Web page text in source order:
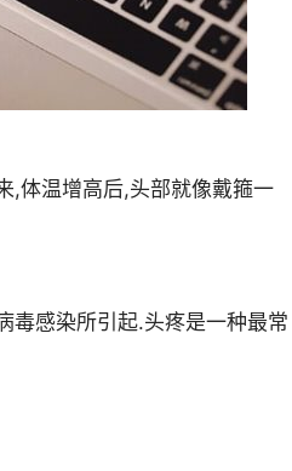
,体温增高后,头部就像戴箍一
毒感染所引起.头疼是一种最常